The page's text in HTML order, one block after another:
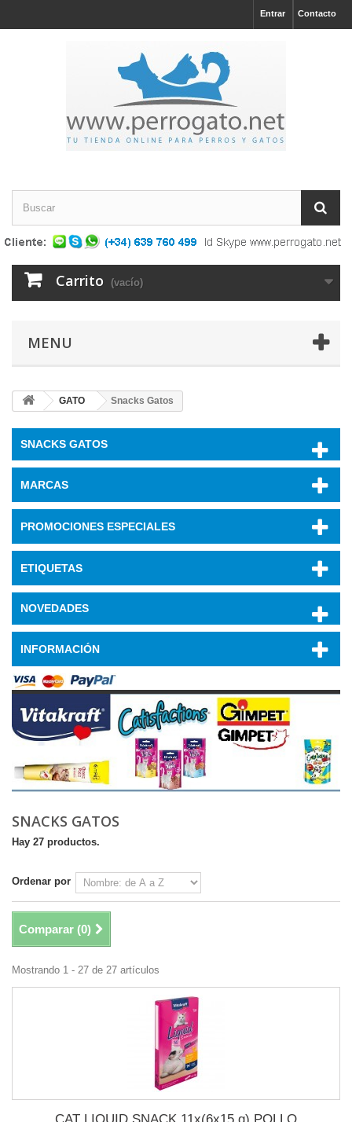
Contacto
Entrar
Carrito (vacío)
MENU
GATO Snacks Gatos
SNACKS GATOS
MARCAS
PROMOCIONES ESPECIALES
ETIQUETAS
NOVEDADES
INFORMACIÓN
SNACKS GATOS
Hay 27 productos.
Ordenar por
Comparar (0)
Mostrando 1 - 27 de 27 artículos